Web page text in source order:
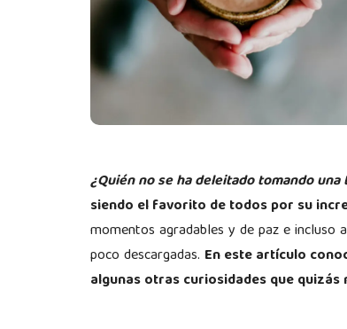
¿Quién no se ha deleitado tomando una
siendo el favorito de todos por su
momentos agradables y de paz e incluso
poco descargadas. En este artículo
algunas otras curiosidades que quizás